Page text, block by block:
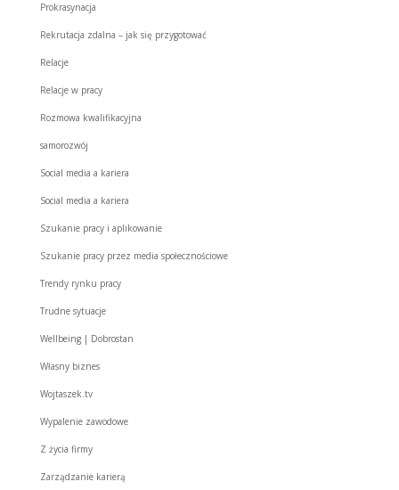
Prokrasynacja
Rekrutacja zdalna – jak się przygotować
Relacje
Relacje w pracy
Rozmowa kwalifikacyjna
samorozwój
Social media a kariera
Social media a kariera
Szukanie pracy i aplikowanie
Szukanie pracy przez media społecznościowe
Trendy rynku pracy
Trudne sytuacje
Wellbeing | Dobrostan
Własny biznes
Wojtaszek.tv
Wypalenie zawodowe
Z życia firmy
Zarządzanie karierą